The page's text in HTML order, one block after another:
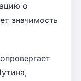
о
значимость